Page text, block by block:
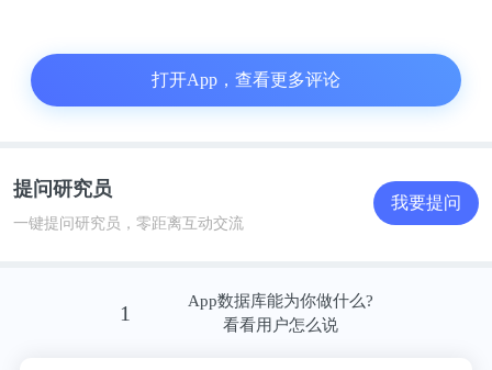
打开App，查看更多评论
提问研究员
一键提问研究员，零距离互动交流
我要提问
1
App数据库能为你做什么?
看看用户怎么说